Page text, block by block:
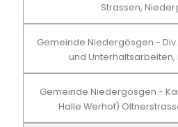
Strassen,
Gemeinde Niedergösgen -
und
Gemeinde Niedergösgen -
Halle Werhof)